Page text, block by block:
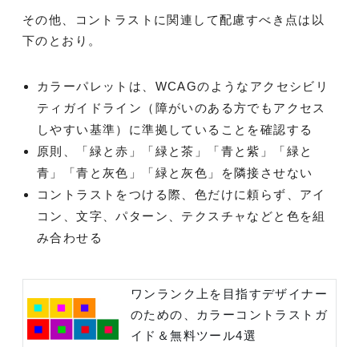
その他、コントラストに関連して配慮すべき点は以
下のとおり。
カラーパレットは、WCAGのようなアクセシビリ
ティガイドライン（障がいのある方でもアクセス
しやすい基準）に準拠していることを確認する
原則、「緑と赤」「緑と茶」「青と紫」「緑と
青」「青と灰色」「緑と灰色」を隣接させない
コントラストをつける際、色だけに頼らず、アイ
コン、文字、パターン、テクスチャなどと色を組
み合わせる
ワンランク上を目指すデザイナー
のための、カラーコントラストガ
イド＆無料ツール4選